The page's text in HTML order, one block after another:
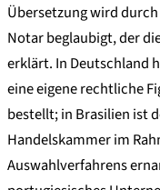
Übersetzung wird
Notar beglaubigt, der
erklärt. In Deutschland
eine eigene rechtliche
bestellt; in Brasilien ist
Handelskammer im
Auswahlverfahrens